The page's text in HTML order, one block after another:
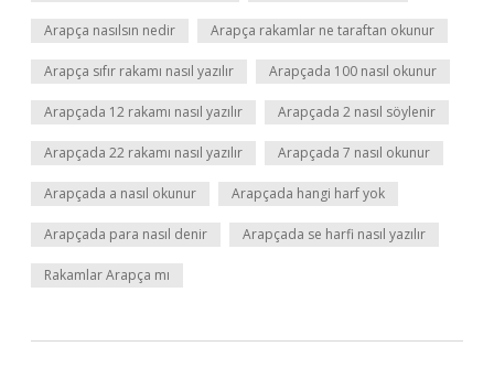
Arapça nasılsın nedir Arapça rakamlar ne taraftan okunur
Arapça sıfır rakamı nasıl yazılır Arapçada 100 nasıl okunur
Arapçada 12 rakamı nasıl yazılır Arapçada 2 nasıl söylenir
Arapçada 22 rakamı nasıl yazılır Arapçada 7 nasıl okunur
Arapçada a nasıl okunur Arapçada hangi harf yok
Arapçada para nasıl denir Arapçada se harfi nasıl yazılır
Rakamlar Arapça mı